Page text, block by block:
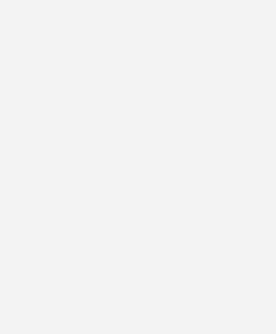
Einheiten geschlossen hat.
der Flotte an einem anderen
Probleme mit der
dazu im Folgenden.